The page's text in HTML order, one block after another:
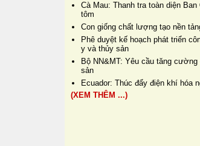
Cà Mau: Thanh tra toàn diện
tôm
Con giống chất lượng tạo nền
Phê duyệt kế hoạch phát triển
y và thủy sản
Bộ NN&MT: Yêu cầu tăng
sản
Ecuador: Thúc đẩy điện khí hóa
(XEM THÊM ...)